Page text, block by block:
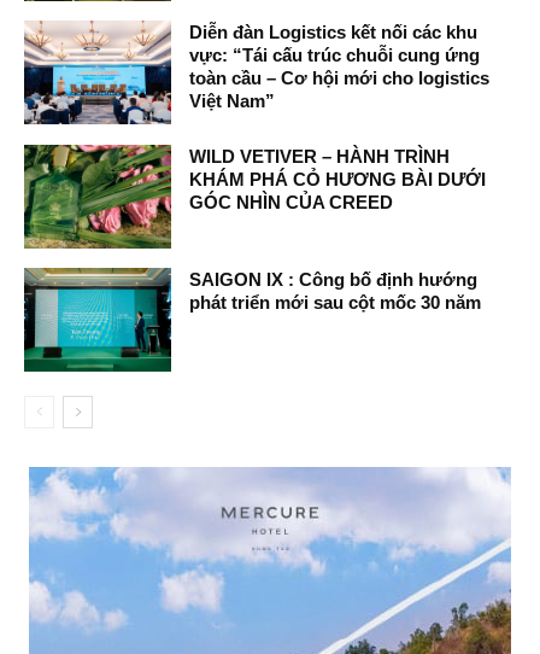
Diễn đàn Logistics kết nối các khu
vực: “Tái cấu trúc chuỗi cung ứng
toàn cầu – Cơ hội mới cho logistics
Việt Nam”
WILD VETIVER – HÀNH TRÌNH
KHÁM PHÁ CỎ HƯƠNG BÀI DƯỚI
GÓC NHÌN CỦA CREED
SAIGON IX : Công bố định hướng
phát triển mới sau cột mốc 30 năm